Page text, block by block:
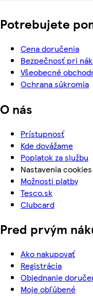
Potrebujete
Cena doručenia
Bezpečnosť pri
Všeobecné
Ochrana súkromia
O nás
Prístupnosť
Kde dovážame
Poplatok za službu
Nastavenia cookies
Možnosti platby
Tesco.sk
Clubcard
Pred prvým
Ako nakupovať
Registrácia
Objednanie
Moje obľúbené